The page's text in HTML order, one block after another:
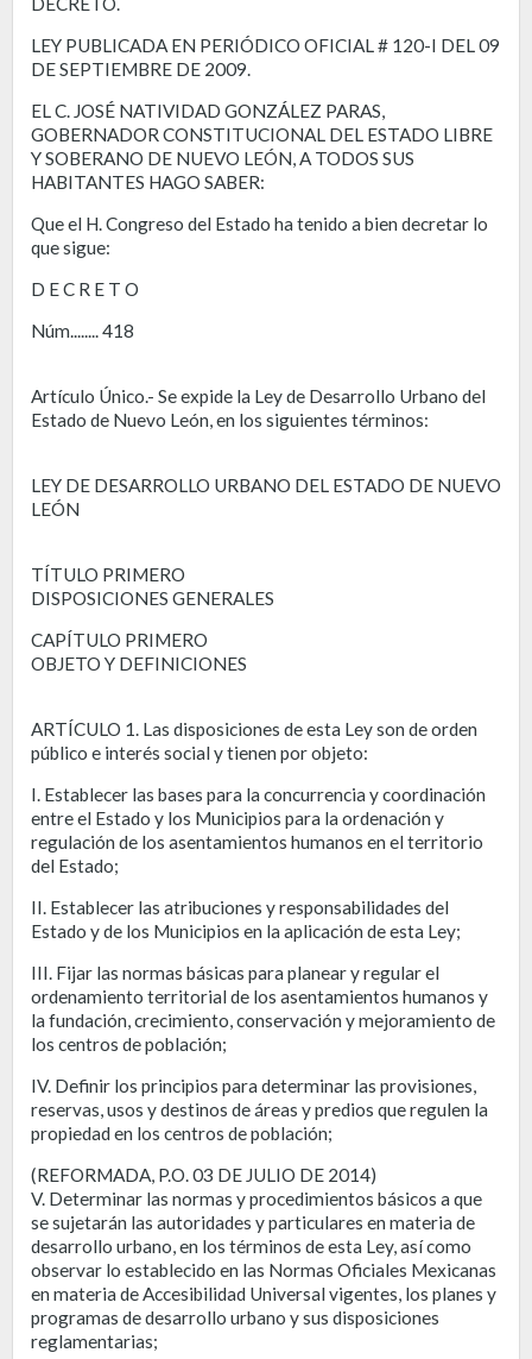
LEY PUBLICADA EN PERIÓDICO OFICIAL # 120-I DEL 09
DE SEPTIEMBRE DE 2009.
EL C. JOSÉ NATIVIDAD GONZÁLEZ PARAS,
GOBERNADOR CONSTITUCIONAL DEL ESTADO LIBRE
Y SOBERANO DE NUEVO LEÓN, A TODOS SUS
HABITANTES HAGO SABER:
Que el H. Congreso del Estado ha tenido a bien decretar lo
que sigue:
D E C R E T O
Núm........ 418
Artículo Único.- Se expide la Ley de Desarrollo Urbano del
Estado de Nuevo León, en los siguientes términos:
LEY DE DESARROLLO URBANO DEL ESTADO DE NUEVO
LEÓN
TÍTULO PRIMERO
DISPOSICIONES GENERALES
CAPÍTULO PRIMERO
OBJETO Y DEFINICIONES
ARTÍCULO 1. Las disposiciones de esta Ley son de orden
público e interés social y tienen por objeto:
I. Establecer las bases para la concurrencia y coordinación
entre el Estado y los Municipios para la ordenación y
regulación de los asentamientos humanos en el territorio
del Estado;
II. Establecer las atribuciones y responsabilidades del
Estado y de los Municipios en la aplicación de esta Ley;
III. Fijar las normas básicas para planear y regular el
ordenamiento territorial de los asentamientos humanos y
la fundación, crecimiento, conservación y mejoramiento de
los centros de población;
IV. Definir los principios para determinar las provisiones,
reservas, usos y destinos de áreas y predios que regulen la
propiedad en los centros de población;
(REFORMADA, P.O. 03 DE JULIO DE 2014)
V. Determinar las normas y procedimientos básicos a que
se sujetarán las autoridades y particulares en materia de
desarrollo urbano, en los términos de esta Ley, así como
observar lo establecido en las Normas Oficiales Mexicanas
en materia de Accesibilidad Universal vigentes, los planes y
programas de desarrollo urbano y sus disposiciones
reglamentarias;